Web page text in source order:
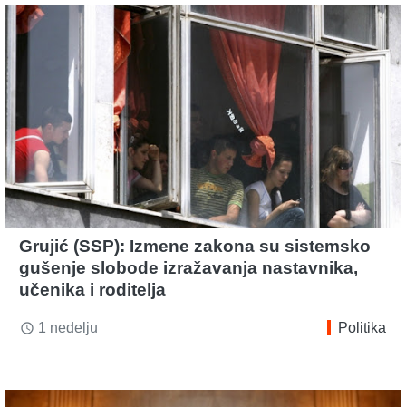
Grujić (SSP): Izmene zakona su sistemsko
gušenje slobode izražavanja nastavnika,
učenika i roditelja
access_time 1 nedelju Politika